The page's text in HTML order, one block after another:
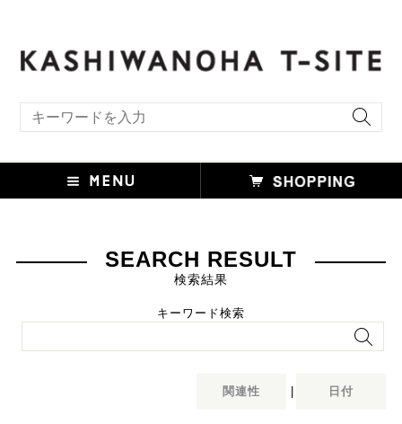
SEARCH RESULT
検索結果
キーワード検索
関連性 | 日付